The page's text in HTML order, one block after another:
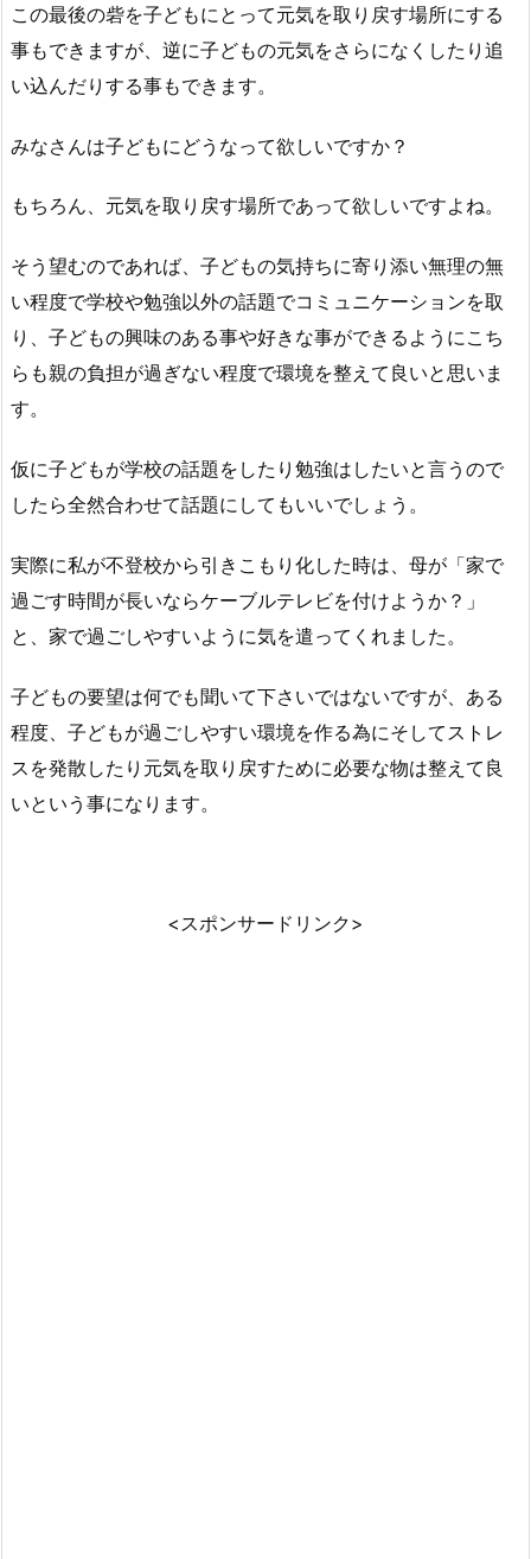
この最後の砦を子どもにとって元気を取り戻す場所にする
事もできますが、逆に子どもの元気をさらになくしたり追
い込んだりする事もできます。
みなさんは子どもにどうなって欲しいですか？
もちろん、元気を取り戻す場所であって欲しいですよね。
そう望むのであれば、子どもの気持ちに寄り添い無理の無
い程度で学校や勉強以外の話題でコミュニケーションを取
り、子どもの興味のある事や好きな事ができるようにこち
らも親の負担が過ぎない程度で環境を整えて良いと思いま
す。
仮に子どもが学校の話題をしたり勉強はしたいと言うので
したら全然合わせて話題にしてもいいでしょう。
実際に私が不登校から引きこもり化した時は、母が「家で
過ごす時間が長いならケーブルテレビを付けようか？」
と、家で過ごしやすいように気を遣ってくれました。
子どもの要望は何でも聞いて下さいではないですが、ある
程度、子どもが過ごしやすい環境を作る為にそしてストレ
スを発散したり元気を取り戻すために必要な物は整えて良
いという事になります。
<スポンサードリンク>